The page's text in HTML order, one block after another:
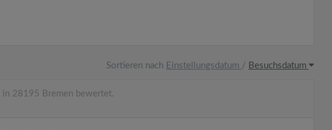
Sortieren nach Einstellungsdatum / Besuchsdatum
in 28195 Bremen bewertet.